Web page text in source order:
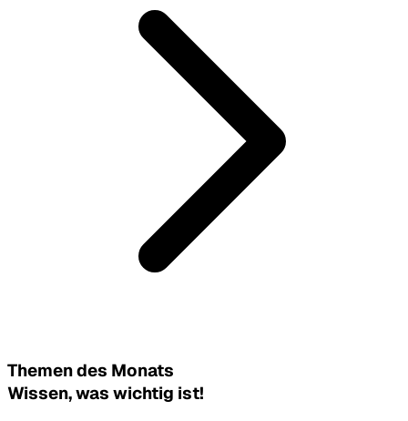
Themen des Monats
Wissen, was wichtig ist!